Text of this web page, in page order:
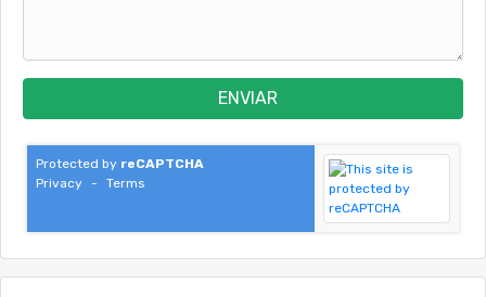
ENVIAR
Protected by reCAPTCHA
Privacy
- Terms